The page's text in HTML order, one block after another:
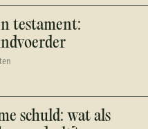
testament:
schuld: wat als